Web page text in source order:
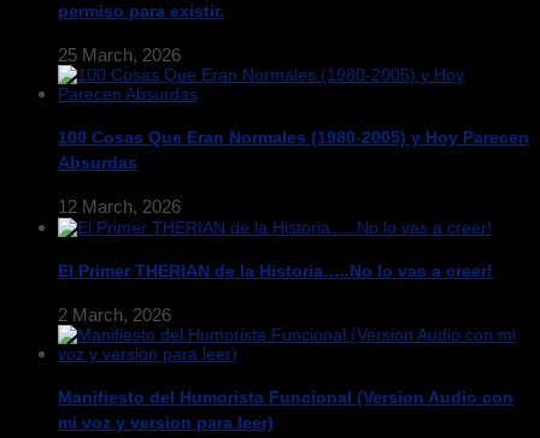
permiso para existir.
25 March, 2026
100 Cosas Que Eran Normales (1980-2005) y Hoy Parecen
Absurdas
12 March, 2026
El Primer THERIAN de la Historia…..No lo vas a creer!
2 March, 2026
Manifiesto del Humorista Funcional (Version Audio con
mi voz y version para leer)